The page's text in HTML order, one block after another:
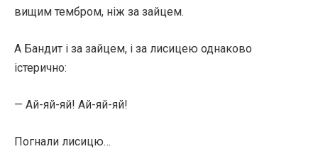
вищим тембром, ніж за зайцем.
А Бандит і за зайцем, і за лисицею однаково
істерично:
— Ай-яй-яй! Ай-яй-яй!
Погнали лисицю…